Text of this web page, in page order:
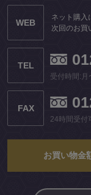
WEB
ネット購入
次回のお買
TEL
受付時間:
FAX
24時間受付
お買い物金